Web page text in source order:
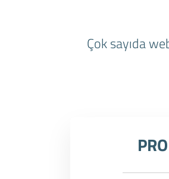
Çok sayıda